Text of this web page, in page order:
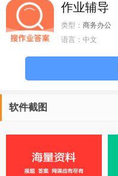
作业辅导
类型： 商务办公
语言： 中文
软件截图